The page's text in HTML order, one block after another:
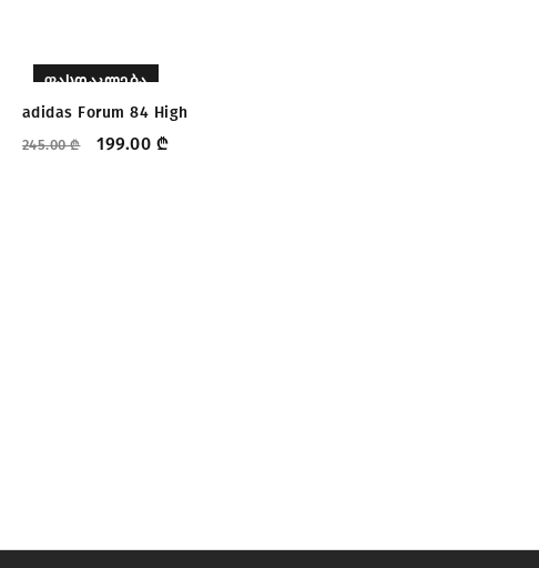
ᲤᲐᲡᲓᲐᲙᲚᲔᲑᲐ
adidas Forum 84 High
245.00₾ 199.00 ₾